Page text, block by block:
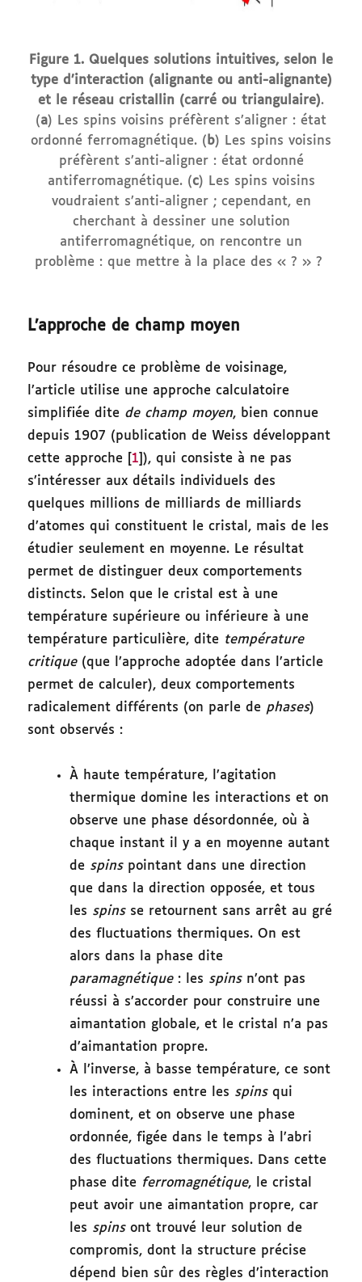
Figure 1. Quelques solutions intuitives, selon le
type d’interaction (alignante ou anti-alignante)
et le réseau cristallin (carré ou triangulaire).
(a) Les spins voisins préfèrent s’aligner : état
ordonné ferromagnétique. (b) Les spins voisins
préfèrent s’anti-aligner : état ordonné
antiferromagnétique. (c) Les spins voisins
voudraient s’anti-aligner ; cependant, en
cherchant à dessiner une solution
antiferromagnétique, on rencontre un
problème : que mettre à la place des « ? » ?
L’approche de champ moyen
Pour résoudre ce problème de voisinage,
l’article utilise une approche calculatoire
simplifiée dite de champ moyen, bien connue
depuis 1907 (publication de Weiss développant
cette approche [ 1 ]), qui consiste à ne pas
s’intéresser aux détails individuels des
quelques millions de milliards de milliards
d’atomes qui constituent le cristal, mais de les
étudier seulement en moyenne. Le résultat
permet de distinguer deux comportements
distincts. Selon que le cristal est à une
température supérieure ou inférieure à une
température particulière, dite température
critique(que l’approche adoptée dans l’article
permet de calculer), deux comportements
radicalement différents (on parle de phases)
sont observés :
À haute température, l’agitation
thermique domine les interactions et on
observe une phase désordonnée, où à
chaque instant il y a en moyenne autant
de spinspointant dans une direction
que dans la direction opposée, et tous
les spinsse retournent sans arrêt au gré
des fluctuations thermiques. On est
alors dans la phase dite
paramagnétique: les spinsn’ont pas
réussi à s’accorder pour construire une
aimantation globale, et le cristal n’a pas
d’aimantation propre.
À l’inverse, à basse température, ce sont
les interactions entre les spinsqui
dominent, et on observe une phase
ordonnée, figée dans le temps à l’abri
des fluctuations thermiques. Dans cette
phase dite ferromagnétique, le cristal
peut avoir une aimantation propre, car
les spinsont trouvé leur solution de
compromis, dont la structure précise
dépend bien sûr des règles d’interaction